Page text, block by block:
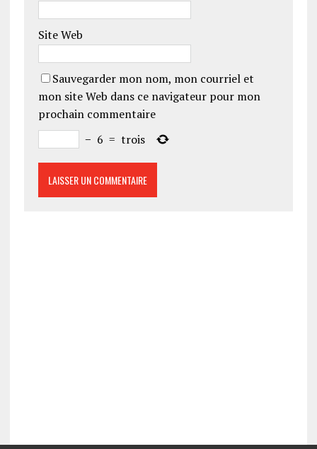
Site Web
Sauvegarder mon nom, mon courriel et
mon site Web dans ce navigateur pour mon
prochain commentaire
− 6 = trois